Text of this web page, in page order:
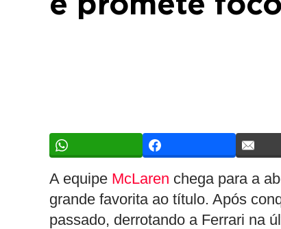
A equipe McLaren chega para a
grande favorita ao título. Após
passado, derrotando a Ferrari na